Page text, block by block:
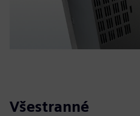
Všestranné